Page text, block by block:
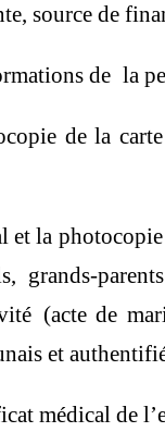
source de
de la
de la
la photocopie
grands-
(acte de
et
médical de